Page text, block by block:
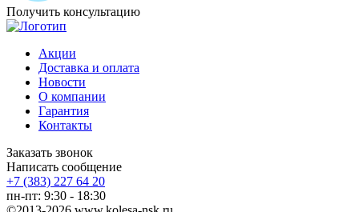
Получить консультацию
Акции
Доставка и оплата
Новости
О компании
Гарантия
Контакты
Заказать звонок
Написать сообщение
+7 (383) 227 64 20
пн-пт: 9:30 - 18:30